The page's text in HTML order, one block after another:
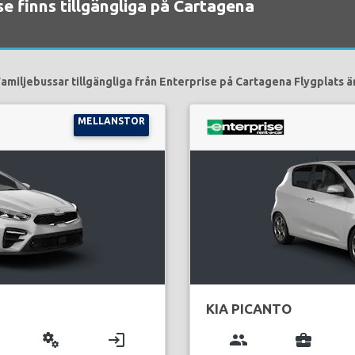
finns tillgängliga på Cartagena
tillgängliga från Enterprise på Cartagena Flygplats
MELLANSTOR
miscellaneous_services login
KIA PICANTO
group business_center